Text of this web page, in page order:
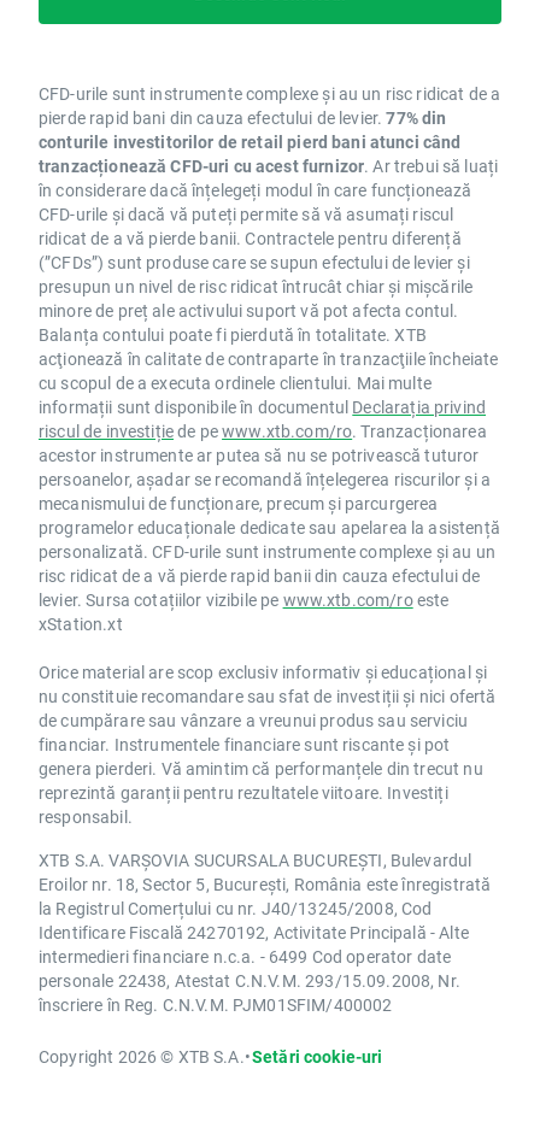
CFD-urile sunt instrumente complexe și au un risc ridicat de a
pierde rapid bani din cauza efectului de levier.77% din
conturile investitorilor de retail pierd bani atunci când
tranzacționează CFD-uri cu acest furnizor. Ar trebui să luați
în considerare dacă înțelegeți modul în care funcționează
CFD-urile și dacă vă puteți permite să vă asumați riscul
ridicat de a vă pierde banii. Contractele pentru diferență
(”CFDs”) sunt produse care se supun efectului de levier și
presupun un nivel de risc ridicat întrucât chiar și mișcările
minore de preț ale activului suport vă pot afecta contul.
Balanța contului poate fi pierdută în totalitate. XTB
acţionează în calitate de contraparte în tranzacţiile încheiate
cu scopul de a executa ordinele clientului. Mai multe
informații sunt disponibile în documentul Declarația privind
riscul de investițiede pewww.xtb.com/ro. Tranzacționarea
acestor instrumente ar putea să nu se potrivească tuturor
persoanelor, așadar se recomandă înțelegerea riscurilor și a
mecanismului de funcționare, precum și parcurgerea
programelor educaționale dedicate sau apelarea la asistență
personalizată. CFD-urile sunt instrumente complexe și au un
risc ridicat de a vă pierde rapid banii din cauza efectului de
levier. Sursa cotațiilor vizibile pe www.xtb.com/roeste
xStation.xt
Orice material are scop exclusiv informativ și educațional și
nu constituie recomandare sau sfat de investiții și nici ofertă
de cumpărare sau vânzare a vreunui produs sau serviciu
financiar. Instrumentele financiare sunt riscante și pot
genera pierderi. Vă amintim că performanțele din trecut nu
reprezintă garanții pentru rezultatele viitoare. Investiți
responsabil.
XTB S.A. VARȘOVIA SUCURSALA BUCUREȘTI, Bulevardul
Eroilor nr. 18, Sector 5, București, România este înregistrată
la Registrul Comerțului cu nr. J40/13245/2008, Cod
Identificare Fiscală 24270192, Activitate Principală - Alte
intermedieri financiare n.c.a. - 6499 Cod operator date
personale 22438, Atestat C.N.V.M. 293/15.09.2008, Nr.
înscriere în Reg. C.N.V.M. PJM01SFIM/400002
Copyright 2026 © XTB S.A.•Setări cookie-uri